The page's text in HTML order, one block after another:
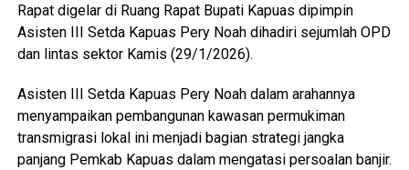
Rapat digelar di Ruang Rapat Bupati Kapuas dipimpin
Asisten III Setda Kapuas Pery Noah dihadiri sejumlah OPD
dan lintas sektor Kamis (29/1/2026).
Asisten III Setda Kapuas Pery Noah dalam arahannya
menyampaikan pembangunan kawasan permukiman
transmigrasi lokal ini menjadi bagian strategi jangka
panjang Pemkab Kapuas dalam mengatasi persoalan banjir.